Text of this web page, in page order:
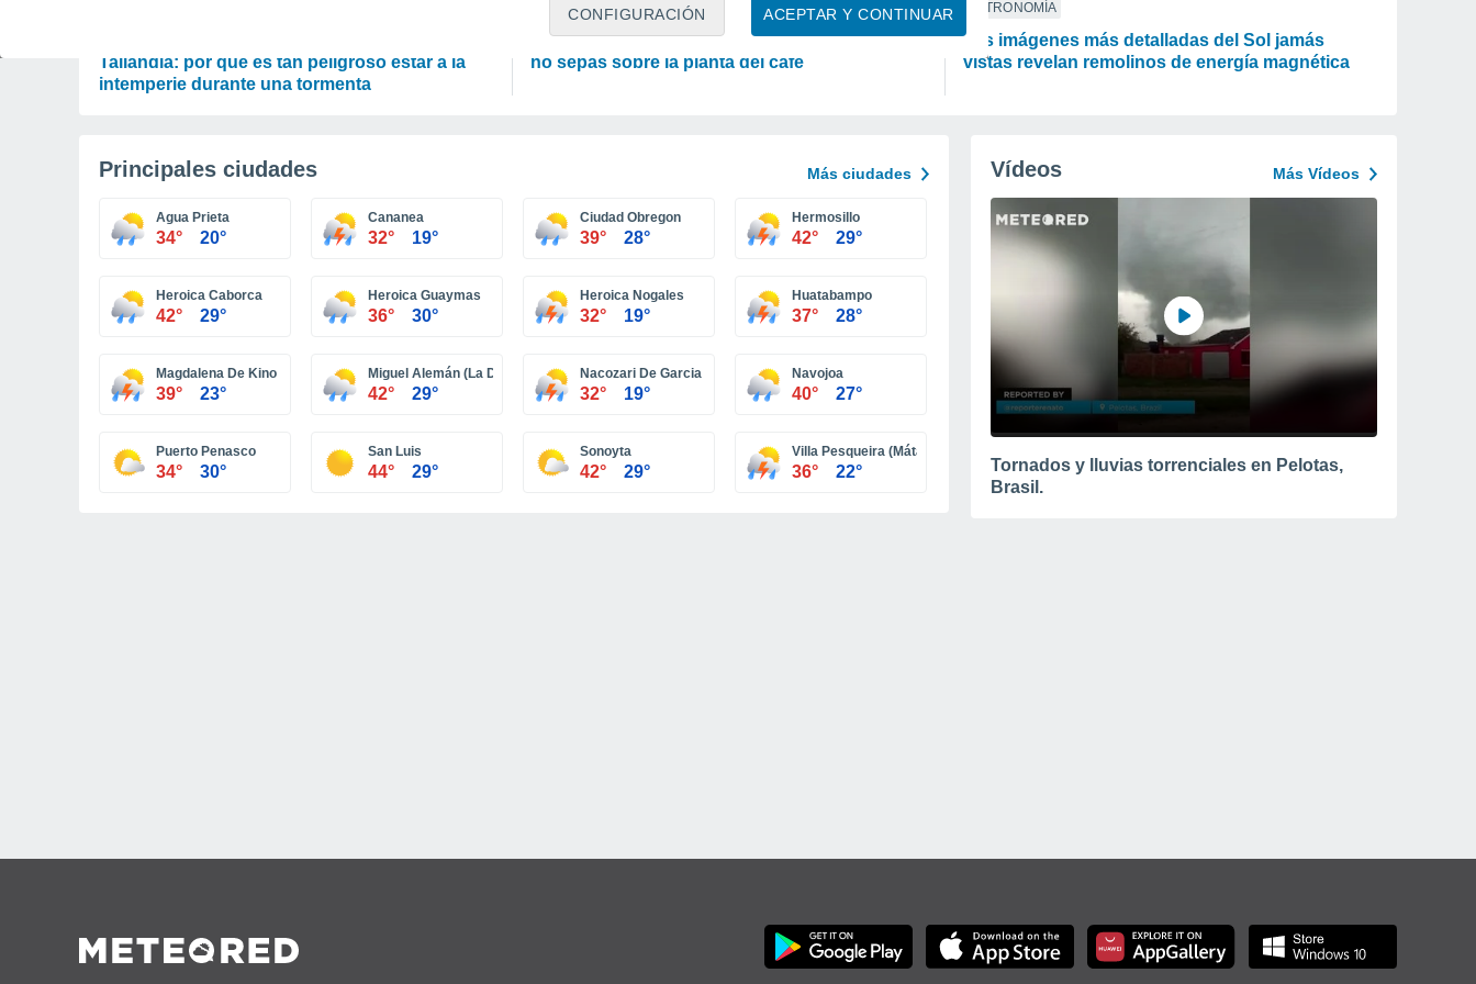
ACEPTAR Y CONTINUAR
CONFIGURACIÓN
Tailandia: por qué es tan peligroso estar a la
intemperie durante una tormenta
PLANTAS
Conoce estos 5 datos interesantes que quizás
no sepas sobre la planta del café
ASTRONOMÍA
Las imágenes más detalladas del Sol jamás
vistas revelan remolinos de energía magnética
Principales ciudades Más ciudades
Agua Prieta
34° 20°
Cananea
32° 19°
Ciudad Obregon
39° 28°
Hermosillo
42° 29°
Heroica Caborca
42° 29°
Heroica Guaymas
36° 30°
Heroica Nogales
32° 19°
Huatabampo
37° 28°
Magdalena De Kino
39° 23°
Miguel Alemán (La Doce)
42° 29°
Nacozari De Garcia
32° 19°
Navojoa
40° 27°
Puerto Penasco
34° 30°
San Luis
44° 29°
Sonoyta
42° 29°
Villa Pesqueira (Mátape)
36° 22°
Vídeos Más Vídeos
Tornados y lluvias torrenciales en Pelotas,
Brasil.